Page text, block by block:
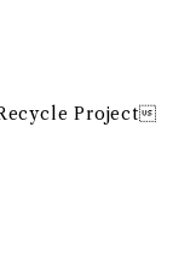
Recycle Project